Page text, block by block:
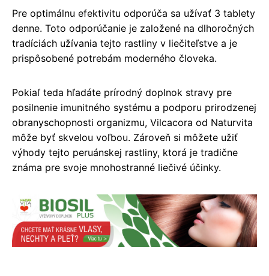
Pre optimálnu efektivitu odporúča sa užívať 3 tablety
denne. Toto odporúčanie je založené na dlhoročných
tradíciách užívania tejto rastliny v liečiteľstve a je
prispôsobené potrebám moderného človeka.
Pokiaľ teda hľadáte prírodný doplnok stravy pre
posilnenie imunitného systému a podporu prirodzenej
obranyschopnosti organizmu, Vilcacora od Naturvita
môže byť skvelou voľbou. Zároveň si môžete užiť
výhody tejto peruánskej rastliny, ktorá je tradične
známa pre svoje mnohostranné liečivé účinky.